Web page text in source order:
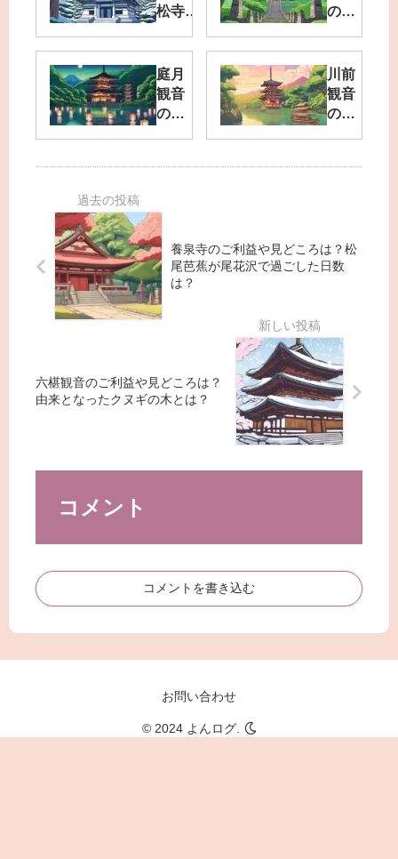
松寺）
ースポ
ット？
ご利益
や住職
気！？
のご
の理
由
は？
最上
町の
地区
紹
介！
庭月
観音
の灯
は東
一！
にま
つわ
る伝
説と
川前
観音
のご
の安
や観
光ス
介！
養泉寺のご利益や見どころは？松
尾芭蕉が尾花沢で過ごした日数
は？
六椹観音のご利益や見どころは？
由来となったクヌギの木とは？
コメント
コメントを書き込む
お問い合わせ
© 2024 よんログ.